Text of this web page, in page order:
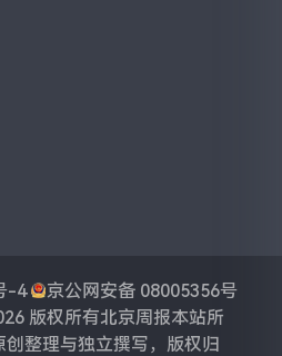
-4
京公网安备 08005356号
版权所有北京周报本站所
整理与独立撰写，版权归